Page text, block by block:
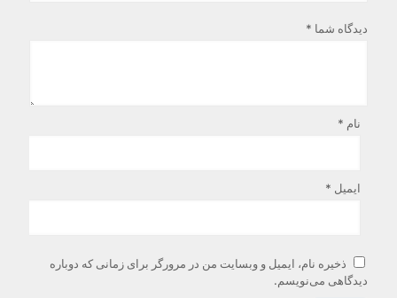
دیدگاه شما *
نام *
ایمیل *
ذخیره نام، ایمیل و وبسایت من در مرورگر برای زمانی که دوباره
دیدگاهی می‌نویسم.